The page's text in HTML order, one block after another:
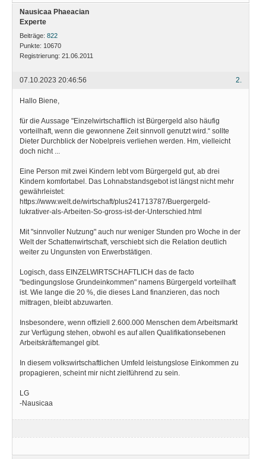
Nausicaa Phaeacian
Experte
Beiträge: 822
Punkte: 10670
Registrierung: 21.06.2011
2.
07.10.2023 20:46:56
Hallo Biene,
für die Aussage "Einzelwirtschaftlich ist Bürgergeld also häufig
vorteilhaft, wenn die gewonnene Zeit sinnvoll genutzt wird.“ sollte
Dieter Durchblick der Nobelpreis verliehen werden. Hm, vielleicht
doch nicht ...
Eine Person mit zwei Kindern lebt vom Bürgergeld gut, ab drei
Kindern komfortabel. Das Lohnabstandsgebot ist längst nicht mehr
gewährleistet:
https://www.welt.de/wirtschaft/plus241713787/Buergergeld-
lukrativer-als-Arbeiten-So-gross-ist-der-Unterschied.html
Mit "sinnvoller Nutzung" auch nur weniger Stunden pro Woche in der
Welt der Schattenwirtschaft, verschiebt sich die Relation deutlich
weiter zu Ungunsten von Erwerbstätigen.
Logisch, dass EINZELWIRTSCHAFTLICH das de facto
"bedingungslose Grundeinkommen" namens Bürgergeld vorteilhaft
ist. Wie lange die 20 %, die dieses Land finanzieren, das noch
mittragen, bleibt abzuwarten.
Insbesondere, wenn offiziell 2.600.000 Menschen dem Arbeitsmarkt
zur Verfügung stehen, obwohl es auf allen Qualifikationsebenen
Arbeitskräftemangel gibt.
In diesem volkswirtschaftlichen Umfeld leistungslose Einkommen zu
propagieren, scheint mir nicht zielführend zu sein.
LG
-Nausicaa